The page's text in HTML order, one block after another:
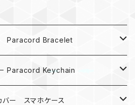
Paracord Bracelet
Paracord Keychain
ー スマホケース